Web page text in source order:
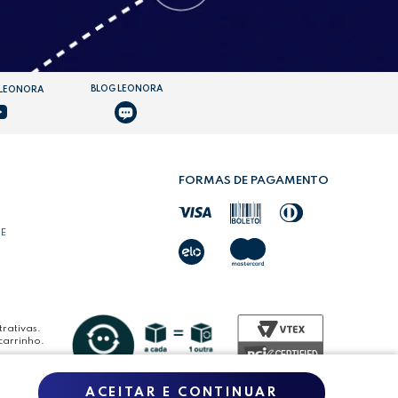
BLOG LEONORA
FORMAS DE PAGAMENTO
ACEITAR E CONTINUAR